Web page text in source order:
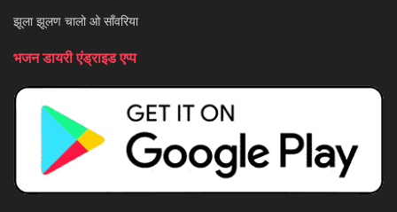
झूला झूलण चालो ओ साँवरिया
भजन डायरी एंड्राइड एप्प